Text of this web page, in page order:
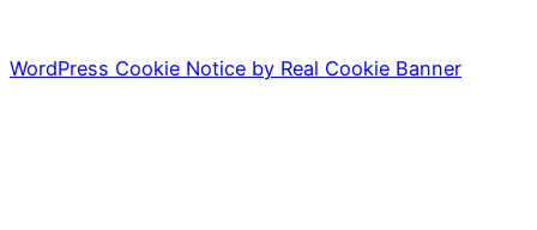
WordPress Cookie Notice by Real Cookie Banner